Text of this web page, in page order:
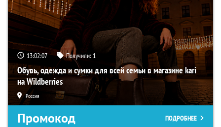
13:02:06 Получили: 1
Обувь, одежда и сумки для всей семьи в магазине kari
на Wildberries
Россия
Промокод ПОДРОБНЕЕ